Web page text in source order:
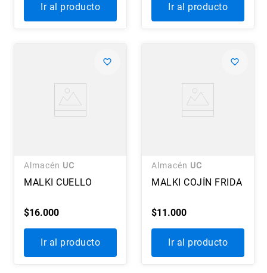
Ir al producto Ir al producto
Almacén UC
MALKI CUELLO
$16.000
Ir al producto
Almacén UC
MALKI COJÍN FRIDA
$11.000
Ir al producto